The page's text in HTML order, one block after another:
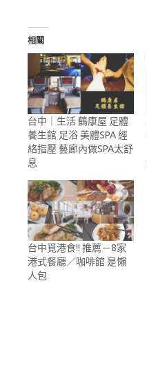
相關
台中｜生活 鶴康屋 足體
養生館 足浴 美體SPA 經
絡指壓 藝廊內做SPA太舒
息
台中覓港食!! 推薦－8家
港式餐廳／咖啡館 是懶
人包